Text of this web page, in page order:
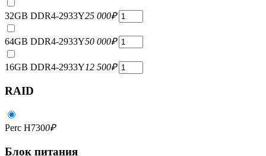
32GB DDR4-2933Y25 000₽
64GB DDR4-2933Y50 000₽
16GB DDR4-2933Y12 500₽
RAID
Perc H7300₽
Блок питания